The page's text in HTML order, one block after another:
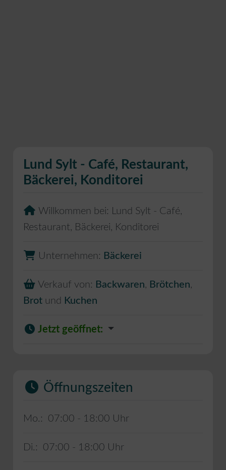
Lund Sylt - Café, Restaurant,
Bäckerei, Konditorei
Willkommen bei:
Lund Sylt - Café,
Restaurant, Bäckerei, Konditorei
Unternehmen: Bäckerei
Verkauf von: Backwaren, Brötchen,
Brot und Kuchen
Jetzt geöffnet:
Öffnungszeiten
Mo.: 07:00 - 18:00
Di.: 07:00 - 18:00